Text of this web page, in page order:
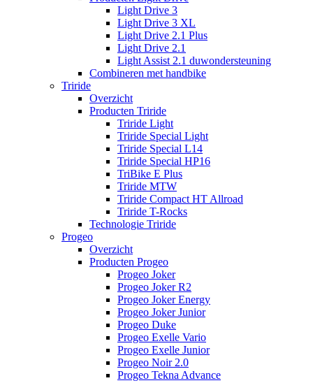
Light Drive 3
Light Drive 3 XL
Light Drive 2.1 Plus
Light Drive 2.1
Light Assist 2.1 duwondersteuning
Combineren met handbike
Triride
Overzicht
Producten Triride
Triride Light
Triride Special Light
Triride Special L14
Triride Special HP16
TriBike E Plus
Triride MTW
Triride Compact HT Allroad
Triride T-Rocks
Technologie Triride
Progeo
Overzicht
Producten Progeo
Progeo Joker
Progeo Joker R2
Progeo Joker Energy
Progeo Joker Junior
Progeo Duke
Progeo Exelle Vario
Progeo Exelle Junior
Progeo Noir 2.0
Progeo Tekna Advance